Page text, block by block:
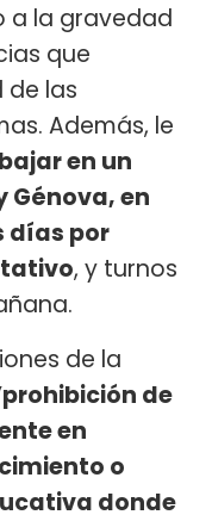
a la gravedad
que
las
Además, le
en un
Génova, en
días por
, y turnos
de la
de
en
o
donde